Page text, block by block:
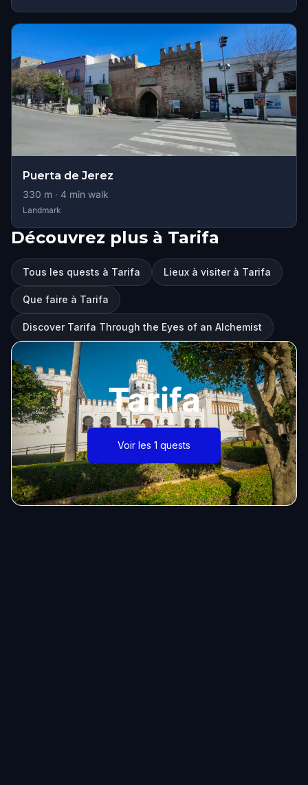
Puerta de Jerez
330 m · 4 min walk
Landmark
Découvrez plus à Tarifa
Tous les quests à Tarifa Lieux à visiter à Tarifa
Que faire à Tarifa
Discover Tarifa Through the Eyes of an Alchemist
Tarifa
Voir les 1 quests